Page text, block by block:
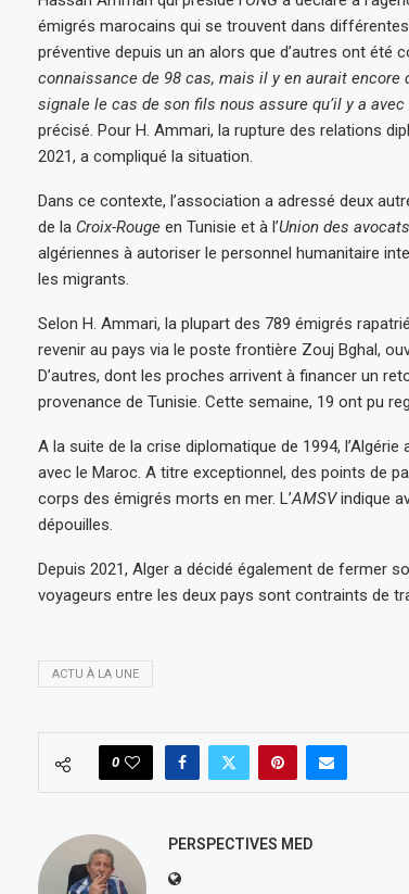
émigrés marocains qui se trouvent dans
préventive depuis un an alors que d’autres ont été
connaissance de 98 cas, mais il y en aurait
signale le cas de son fils nous assure qu’il y a
précisé. Pour H. Ammari, la rupture des relations
2021, a compliqué la situation.
Dans ce contexte, l’association a adressé deux
de la Croix-Rougeen Tunisie et à l’Union des
algériennes à autoriser le personnel humanitaire
les migrants.
Selon H. Ammari, la plupart des 789 émigrés
revenir au pays via le poste frontière Zouj Bghal,
D’autres, dont les proches arrivent à financer un
provenance de Tunisie. Cette semaine, 19 ont pu
A la suite de la crise diplomatique de 1994,
avec le Maroc. A titre exceptionnel, des points de
corps des émigrés morts en mer. L’AMSVindique
dépouilles.
Depuis 2021, Alger a décidé également de fermer
voyageurs entre les deux pays sont contraints de
ACTU À LA UNE
0
PERSPECTIVES MED